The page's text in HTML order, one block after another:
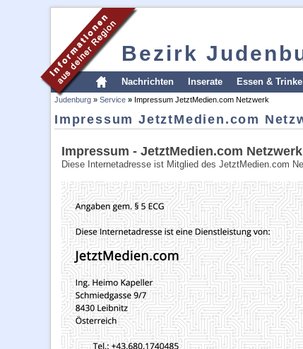
Bezirk
Nachrichten Inserate Essen &
Judenburg » Service » Impressum JetztMedien.com Netzwerk
Impressum JetztMedien.com
Impressum - JetztMedien.com Netzwerk
Diese Internetadresse ist Mitglied des JetztMedien.com